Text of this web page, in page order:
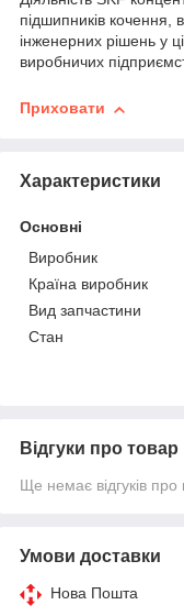
підшипників кочення,
інженерних рішень у
виробничих
Приховати
Характеристики
Основні
Виробник
Країна виробник
Вид запчастини
Стан
Відгуки про товар
Ще немає відгуків про
Умови доставки
Нова Пошта